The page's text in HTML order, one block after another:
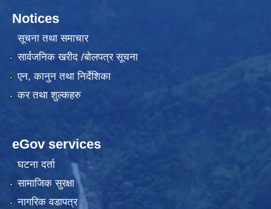
Notices
सूचना तथा समाचार
सार्वजनिक खरीद /बोलपत्र सूचना
एन, कानुन तथा निर्देशिका
कर तथा शुल्कहरु
eGov services
घटना दर्ता
सामाजिक सुरक्षा
नागरिक वडापत्र